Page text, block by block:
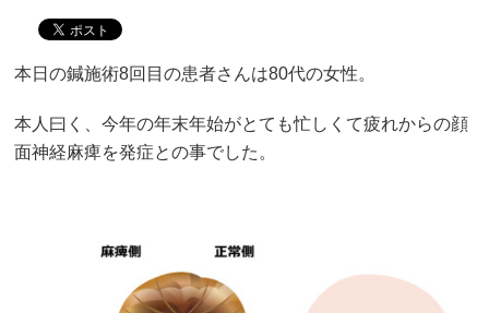
本日の鍼施術8回目の患者さんは80代の女性。
本人曰く、今年の年末年始がとても忙しくて疲れからの顔
面神経麻痺を発症との事でした。